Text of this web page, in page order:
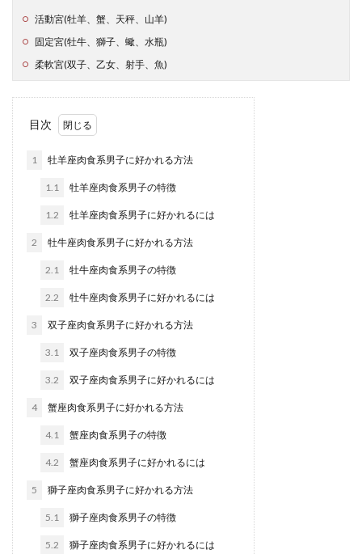
活動宮(牡羊、蟹、天秤、山羊)
固定宮(牡牛、獅子、蠍、水瓶)
柔軟宮(双子、乙女、射手、魚)
目次
1 牡羊座肉食系男子に好かれる方法
1.1 牡羊座肉食系男子の特徴
1.2 牡羊座肉食系男子に好かれるには
2 牡牛座肉食系男子に好かれる方法
2.1 牡牛座肉食系男子の特徴
2.2 牡牛座肉食系男子に好かれるには
3 双子座肉食系男子に好かれる方法
3.1 双子座肉食系男子の特徴
3.2 双子座肉食系男子に好かれるには
4 蟹座肉食系男子に好かれる方法
4.1 蟹座肉食系男子の特徴
4.2 蟹座肉食系男子に好かれるには
5 獅子座肉食系男子に好かれる方法
5.1 獅子座肉食系男子の特徴
5.2 獅子座肉食系男子に好かれるには